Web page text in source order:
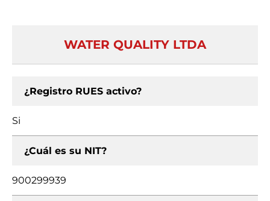
WATER QUALITY LTDA
¿Registro RUES activo?
Si
¿Cuál es su NIT?
900299939